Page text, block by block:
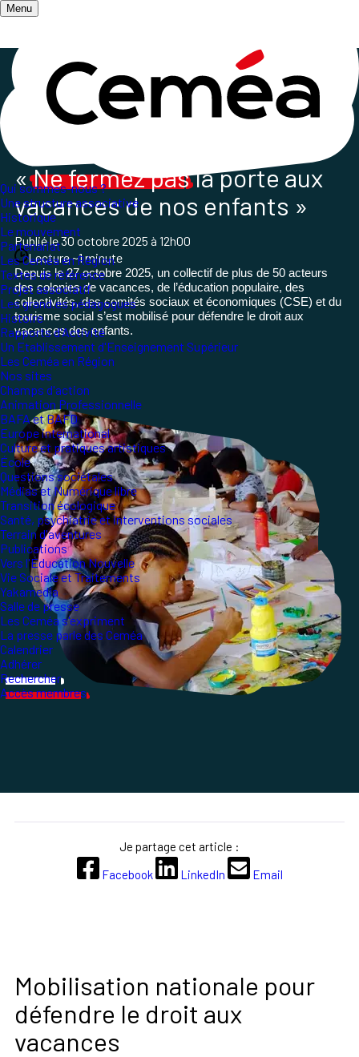
Menu
Qui sommes-nous ?
Une structure associative
Historique
Le mouvement
Partenariat
Les Ceméa en Région
Textes de référence
Projet associatif
Les grand.es pédagogues
Histoire
Rapports d'Activité
Un Etablissement d'Enseignement Supérieur
Les Ceméa en Région
Nos sites
Champs d'action
Animation Professionnelle
BAFA et BAFD
Europe international
Culture et pratiques artistiques
École
Questions sociétales
Médias et Numérique libre
Transition écologique
Santé, psychiatrie et interventions sociales
Terrain d'aventures
Publications
Vers l'Éducation Nouvelle
Vie Sociale et Traitements
Yakamedia
Salle de presse
Les Ceméa s'expriment
La presse parle des Ceméa
Calendrier
Adhérer
Rechercher
Accès membres
Accueil/
Salle de presse
« Ne fermez pas la porte aux vacances de nos enfants
«Ne fermez pasla porte aux
vacances de nos enfants »
Publié le30 octobre 2025 à 12h00
Lecture ~1 minute
Depuis le 27 octobre 2025, un collectif de plus de 50 acteurs
des colonies de vacances, de l’éducation populaire, des
collectivités, des comités sociaux et économiques (CSE) et du
tourisme social s’est mobilisé pour défendre le droit aux
vacances des enfants.
Mobilisation nationale pour
défendre le droit aux
vacances
Je partage cet article :
Facebook
LinkedIn Email